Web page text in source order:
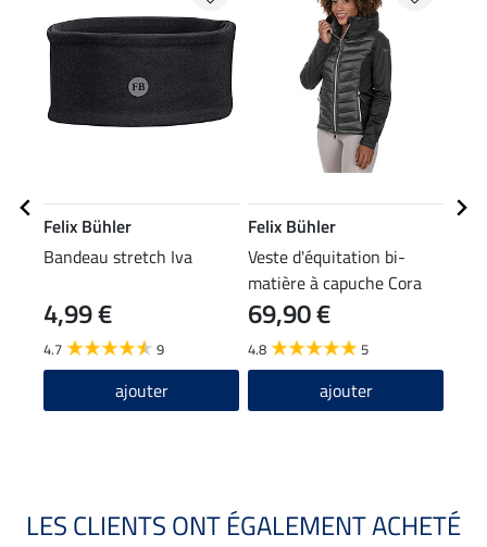
Felix Bühler
Bandeau stretch Iva
4,99 €
4.7 9
ajouter
Felix Bühler
Veste d'équitation bi-
matière à capuche Cora
69,90 €
4.8 5
ajouter
LES CLIENTS ONT ÉGALEMENT ACHETÉ